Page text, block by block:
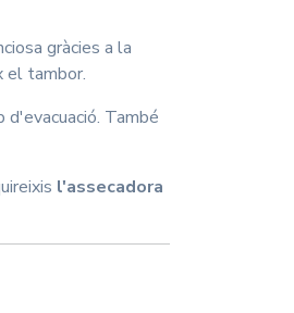
gràcies a la
el tambor.
També
l'assecadora